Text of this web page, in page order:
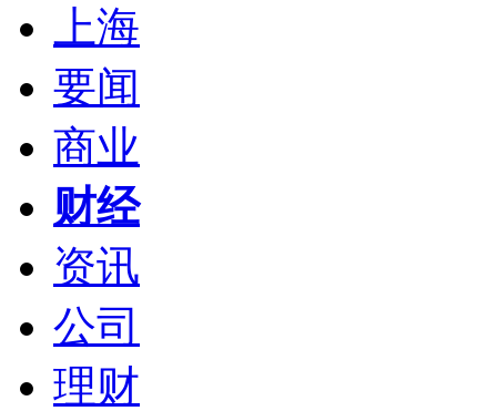
上海
要闻
商业
财经
资讯
公司
理财